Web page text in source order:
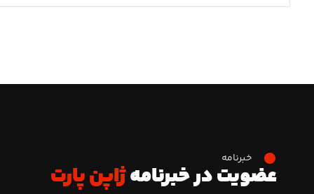
خبرنامه
عضویت در خبرنامهژاپن پارت